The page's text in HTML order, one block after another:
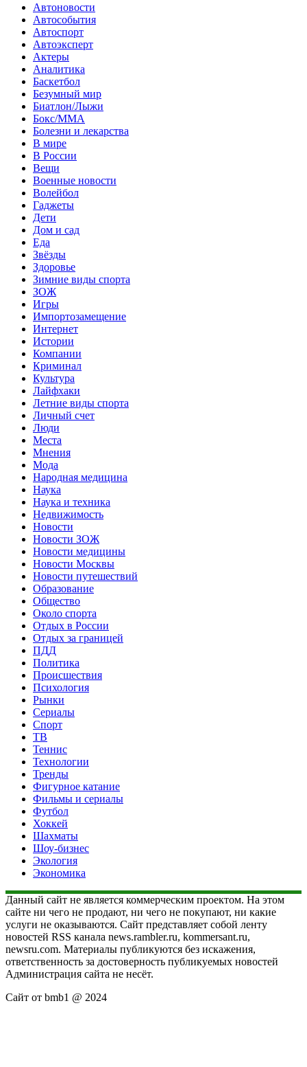
Автоновости
Автособытия
Автоспорт
Автоэксперт
Актеры
Аналитика
Баскетбол
Безумный мир
Биатлон/Лыжи
Бокс/MMA
Болезни и лекарства
В мире
В России
Вещи
Военные новости
Волейбол
Гаджеты
Дети
Дом и сад
Еда
Звёзды
Здоровье
Зимние виды спорта
ЗОЖ
Игры
Импортозамещение
Интернет
Истории
Компании
Криминал
Культура
Лайфхаки
Летние виды спорта
Личный счет
Люди
Места
Мнения
Мода
Народная медицина
Наука
Наука и техника
Недвижимость
Новости
Новости ЗОЖ
Новости медицины
Новости Москвы
Новости путешествий
Образование
Общество
Около спорта
Отдых в России
Отдых за границей
ПДД
Политика
Происшествия
Психология
Рынки
Сериалы
Спорт
ТВ
Теннис
Технологии
Тренды
Фигурное катание
Фильмы и сериалы
Футбол
Хоккей
Шахматы
Шоу-бизнес
Экология
Экономика
Данный сайт не является коммерческим проектом. На этом
сайте ни чего не продают, ни чего не покупают, ни какие
услуги не оказываются. Сайт представляет собой ленту
новостей RSS канала news.rambler.ru, kommersant.ru,
newsru.com. Материалы публикуются без искажения,
ответственность за достоверность публикуемых новостей
Администрация сайта не несёт.
Сайт от bmb1 @ 2024